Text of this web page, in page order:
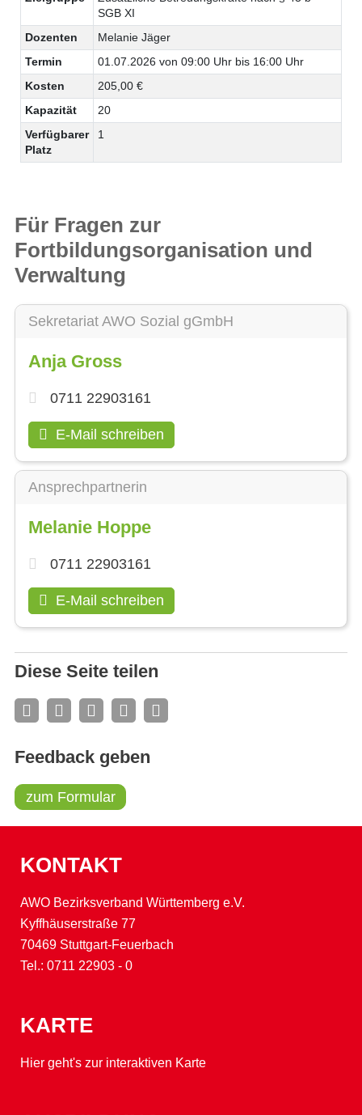
SGB XI
Dozenten
Melanie Jäger
Termin
01.07.2026 von 09:00 Uhr bis 16:00 Uhr
Kosten
205,00 €
Kapazität
20
Verfügbarer
Platz
1
Für Fragen zur
Fortbildungsorganisation und
Verwaltung
Sekretariat AWO Sozial gGmbH
Anja Gross
0711 22903161
E-Mail schreiben
Ansprechpartnerin
Melanie Hoppe
0711 22903161
E-Mail schreiben
Diese Seite teilen
Feedback geben
zum Formular
KONTAKT
AWO Bezirksverband Württemberg e.V.
Kyffhäuserstraße 77
70469 Stuttgart-Feuerbach
Tel.: 0711 22903 - 0
KARTE
Hier geht's zur interaktiven Karte